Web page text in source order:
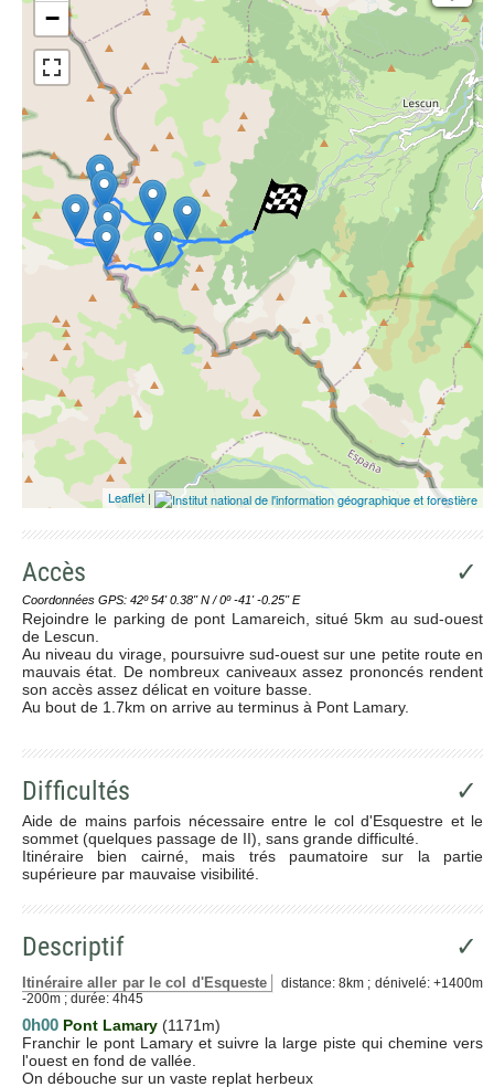
−
Open Topo Map
Open Street Map
ESRI Word Imagery
Photographies aériennes
Leaflet |
Accès ✓
Coordonnées GPS: 42º 54' 0.38'' N / 0º -41' -0.25'' E
Rejoindre le parking de pont Lamareich, situé 5km au sud-ouest
de Lescun.
Au niveau du virage, poursuivre sud-ouest sur une petite route en
mauvais état. De nombreux caniveaux assez prononcés rendent
son accès assez délicat en voiture basse.
Au bout de 1.7km on arrive au terminus à Pont Lamary.
Difficultés ✓
Aide de mains parfois nécessaire entre le col d'Esquestre et le
sommet (quelques passage de II), sans grande difficulté.
Itinéraire bien cairné, mais trés paumatoire sur la partie
supérieure par mauvaise visibilité.
Descriptif ✓
Itinéraire aller par le col d'Esqueste
distance: 8km ; dénivelé: +1400m
-200m ; durée: 4h45
0h00 Pont Lamary (1171m)
Franchir le pont Lamary et suivre la large piste qui chemine vers
l'ouest en fond de vallée.
On débouche sur un vaste replat herbeux